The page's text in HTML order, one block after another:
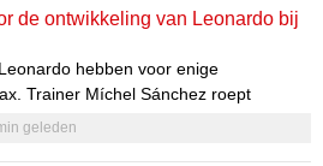
de ontwikkeling van Leonardo bij
hebben voor enige
Trainer Míchel Sánchez roept
met de miljoenenaankoop. De
en het is cruciaal dat zowel de
geleden